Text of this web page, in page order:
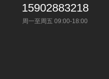
15902883218
周一至周五 09:00-18:00